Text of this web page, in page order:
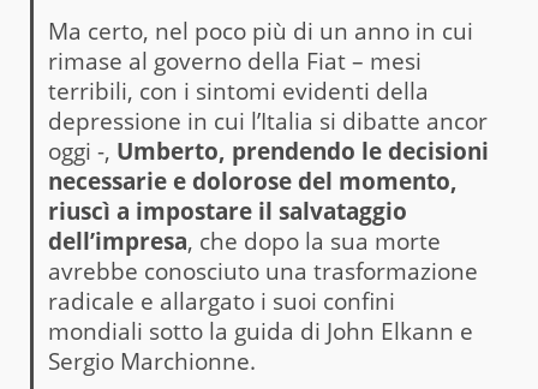
Ma certo, nel poco più di un anno in cui
rimase al governo della Fiat – mesi
terribili, con i sintomi evidenti della
depressione in cui l’Italia si dibatte ancor
oggi -, Umberto, prendendo le decisioni
necessarie e dolorose del momento,
riuscì a impostare il salvataggio
dell’impresa, che dopo la sua morte
avrebbe conosciuto una trasformazione
radicale e allargato i suoi confini
mondiali sotto la guida di John Elkann e
Sergio Marchionne.